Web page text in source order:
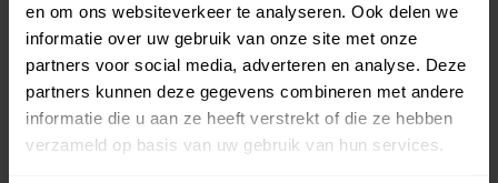
en om ons websiteverkeer te analyseren. Ook delen we
informatie over uw gebruik van onze site met onze
partners voor social media, adverteren en analyse. Deze
partners kunnen deze gegevens combineren met andere
informatie die u aan ze heeft verstrekt of die ze hebben
verzameld op basis van uw gebruik van hun services.
Programma van:
340 gemeenten